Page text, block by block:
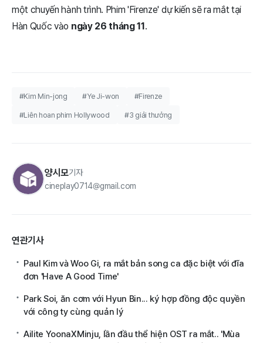
một chuyến hành trình. Phim 'Firenze' dự kiến sẽ ra mắt tại
Hàn Quốc vào ngày 26 tháng 11.
#Kim Min-jong #Ye Ji-won #Firenze
#Liên hoan phim Hollywood #3 giải thưởng
양시모기자
cineplay0714@gmail.com
연관기사
Paul Kim và Woo Gi, ra mắt bản song ca đặc biệt với đĩa
đơn 'Have A Good Time'
Park Soi, ăn cơm với Hyun Bin... ký hợp đồng độc quyền
với công ty cùng quản lý
Ailite YoonaXMinju, lần đầu thể hiện OST ra mắt.. 'Mùa